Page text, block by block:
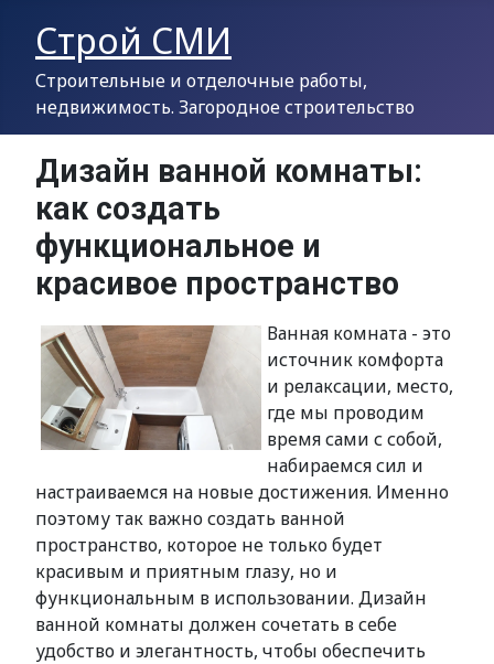
Строй СМИ
Строительные и отделочные работы,
недвижимость. Загородное строительство
Дизайн ванной комнаты:
как создать
функциональное и
красивое пространство
Ванная комната - это
источник комфорта
и релаксации, место,
где мы проводим
время сами с собой,
набираемся сил и
настраиваемся на новые достижения. Именно
поэтому так важно создать ванной
пространство, которое не только будет
красивым и приятным глазу, но и
функциональным в использовании. Дизайн
ванной комнаты должен сочетать в себе
удобство и элегантность, чтобы обеспечить